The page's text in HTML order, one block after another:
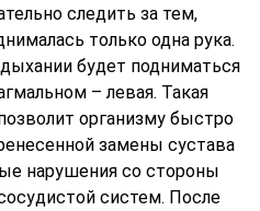
следить за тем,
только одна рука.
будет подниматься
– левая. Такая
организму быстро
замены сустава
нарушения со стороны
систем. После